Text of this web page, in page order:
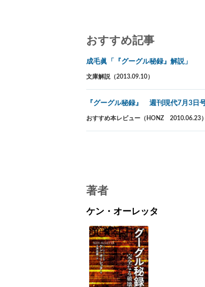
おすすめ記事
成毛眞「『グーグル秘録』解説」
文庫解説（2013.09.10）
『グーグル秘録』 週刊現代7月3日
おすすめ本レビュー（HONZ 2010.06.23）
著者
ケン・オーレッタ